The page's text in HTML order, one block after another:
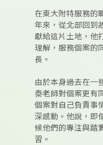
在東大附特服務的
年來，從北部回到
獻給這片土地，他
理解，服務個案的
長。
由於本身過去在一
秦老師對個案更有
個案對自己負責事
深感動。他說，即
候他們的專注與踏
習。